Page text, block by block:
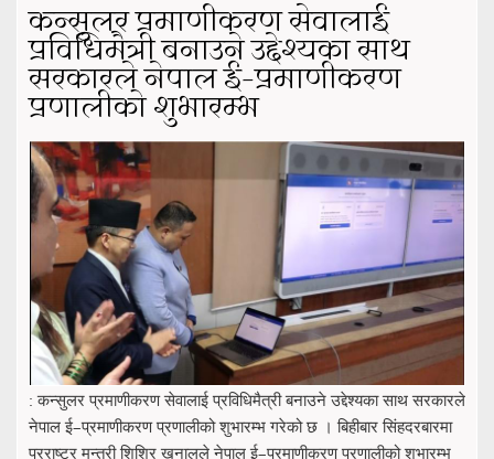
कन्सुलर प्रमाणीकरण सेवालाई
प्रविधिमैत्री बनाउने उद्देश्यका साथ
सरकारले नेपाल ई–प्रमाणीकरण
प्रणालीको शुभारम्भ
: कन्सुलर प्रमाणीकरण सेवालाई प्रविधिमैत्री बनाउने उद्देश्यका साथ सरकारले
नेपाल ई–प्रमाणीकरण प्रणालीको शुभारम्भ गरेको छ । बिहीबार सिंहदरबारमा
परराष्ट्र मन्त्री शिशिर खनालले नेपाल ई–प्रमाणीकरण प्रणालीको शुभारम्भ